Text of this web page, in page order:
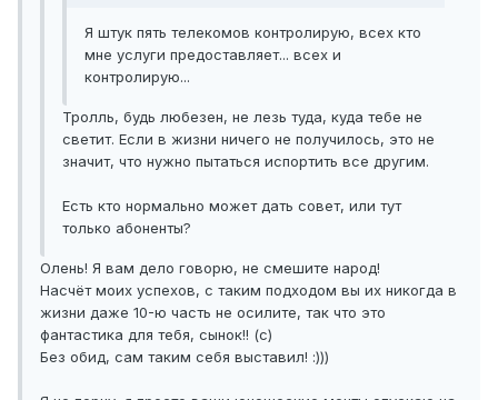
Я штук пять телекомов контролирую, всех кто
мне услуги предоставляет... всех и
контролирую...
Тролль, будь любезен, не лезь туда, куда тебе не
светит. Если в жизни ничего не получилось, это не
значит, что нужно пытаться испортить все другим.
Есть кто нормально может дать совет, или тут
только абоненты?
Олень! Я вам дело говорю, не смешите народ!
Насчёт моих успехов, с таким подходом вы их никогда в
жизни даже 10-ю часть не осилите, так что это
фантастика для тебя, сынок!! (с)
Без обид, сам таким себя выставил! :)))